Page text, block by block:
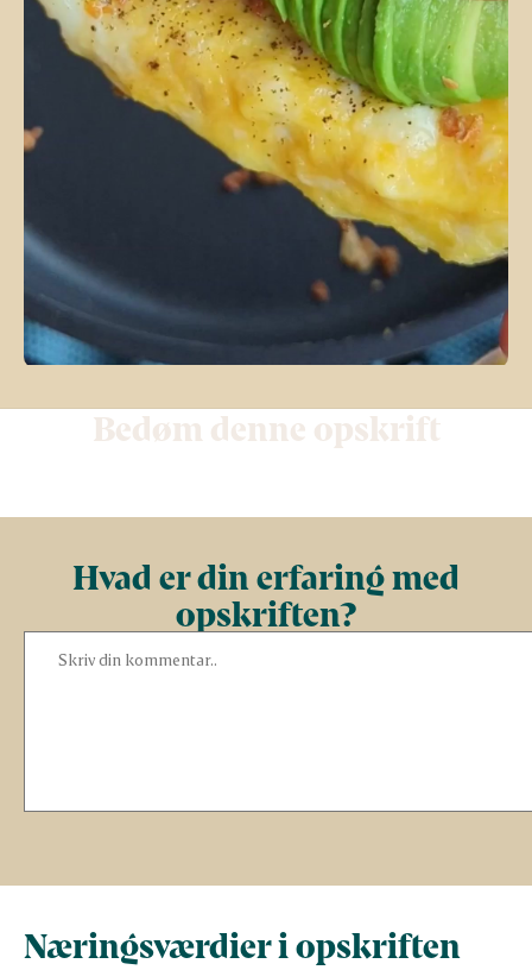
Bedøm denne opskrift
Hvad er din erfaring med
opskriften?
Næringsværdier i opskriften